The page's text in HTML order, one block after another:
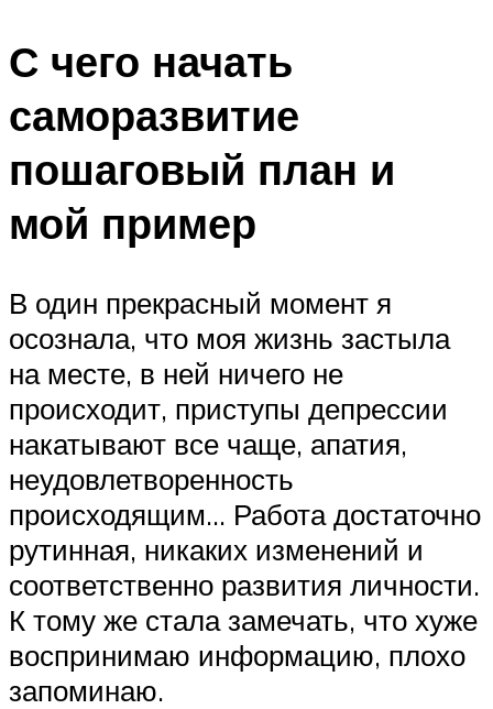
С чего начать
саморазвитие
пошаговый план и
мой пример
В один прекрасный момент я
осознала, что моя жизнь застыла
на месте, в ней ничего не
происходит, приступы депрессии
накатывают все чаще, апатия,
неудовлетворенность
происходящим… Работа достаточно
рутинная, никаких изменений и
соответственно развития личности.
К тому же стала замечать, что хуже
воспринимаю информацию, плохо
запоминаю.